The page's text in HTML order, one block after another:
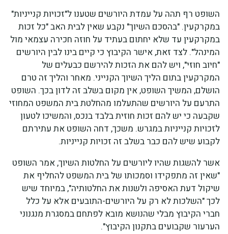
השופט רף תהה על עמדת היורשים שטענו ל"זכויות קנייניות"
במקרקעין. "בהסכם השיוך" נקבע שאין לבית האב "כל זכות
במקרקעין עד שלא יחתום בעתיד על חוזה חכירה עצמאי מול
המינהל". לצד זאת, אישר הקיבוץ כי קיים בינו לבין היורשים
"חיוב חוזי", ויש להם את הזכות להירשם כבעלים של
המקרקעין בתום הליך השיוך הקנייני. מאחר והליך זה טרם
הושלם, המשיך השופט, אין מקום בשלב זה לדון בכך. השופט
התרעם על היורשים שהתעלמו מהחלטת בית המשפט המחוזי
שקבעה כי יש להם זכות חוזית בלבד בנכס, והמשיכו לטעון
לזכויות קנייניות במגרש. משכך, דחה השופט את עתירתם
לקבוע שיש להם כבר בשלב זה זכויות קנייניות.
אשר להשגות שהיו ליורשים על החלטות השיוך, אמר השופט
"שאין זה מתפקידו וסמכותו של בית המשפט להחליף את
שיקול דעת האסיפה ולשנות את החלטותיה", במיוחד שיש
לכך "השלכות לא רק על היורשים-התובעים אלא על כלל
חברי הקיבוץ מבלי שהנושא מובא לפתחם במסגרת מנגנוני
הערעור שקבועים בתקנון הקיבוץ".